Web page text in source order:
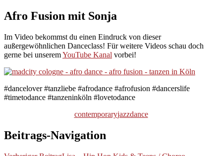
Afro Fusion mit Sonja
Im Video bekommst du einen Eindruck von dieser
außergewöhnlichen Danceclass! Für weitere Videos schau doch
gerne bei unseremYouTube Kanal vorbei!
#dancelover #tanzliebe #afrodance #afrofusion #dancerslife
#timetodance #tanzeninköln #lovetodance
contemporaryjazzdance
Beitrags-Navigation